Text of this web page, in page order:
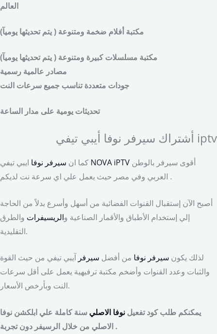
العالم
مكتبة أفلام ضخمة ومتنوعة ( يتم تحديثها يوميآ)
مكتبة مسلسلات كبيرة ومتنوعة ( يتم تحديثها يوميآ)
مصادر عالمية رسمية
جودات متعددة تناسب جميع سرعات النت
تحديثات يومية على مدار الساعة
أشتراك سيرفر نوفا أيبي تيفي iptv
كما ان سيرفر نوفا ايبي تيفي NOVA iPTV
العربي وفي مصر حيث يعمل علي اي سرعة نت لديكم .
أصبح الآن إستقبال القنوات الفضائية من أسهل وأسرع بدلاً من الحاجة
إلي إستخدام الأطباق والأقمار الصناعية والريسيفرات والطرق
التقليدية.
لذلك يكون سيرفر نوفا من أفضل سيرفر آيبي تيفي من حيث القوة
والثبات وعدد القنوات وأضخم مكتبة ترفيهية يعمل على أقل سرعات
النت وبأرخص الأسعار.
يمكنكم طلب كود تفعيل نوفا الاصلي سنة كاملة علي ابلكشن نوفا
الاصلي من خلال الرسيفر دون تجربة .